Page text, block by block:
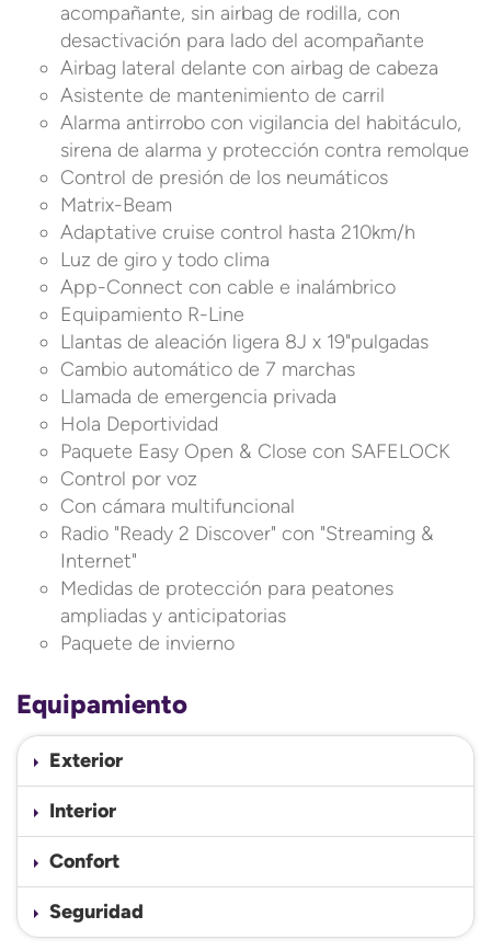
acompañante, sin airbag de rodilla, con
desactivación para lado del acompañante
Airbag lateral delante con airbag de cabeza
Asistente de mantenimiento de carril
Alarma antirrobo con vigilancia del habitáculo,
sirena de alarma y protección contra remolque
Control de presión de los neumáticos
Matrix-Beam
Adaptative cruise control hasta 210km/h
Luz de giro y todo clima
App-Connect con cable e inalámbrico
Equipamiento R-Line
Llantas de aleación ligera 8J x 19"pulgadas
Cambio automático de 7 marchas
Llamada de emergencia privada
Hola Deportividad
Paquete Easy Open & Close con SAFELOCK
Control por voz
Con cámara multifuncional
Radio "Ready 2 Discover" con "Streaming &
Internet"
Medidas de protección para peatones
ampliadas y anticipatorias
Paquete de invierno
Equipamiento
Exterior
Interior
Confort
Seguridad